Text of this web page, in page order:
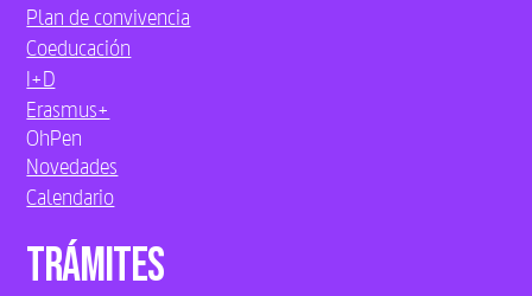
Plan de convivencia
Coeducación
I+D
Erasmus+
OhPen
Novedades
Calendario
Trámites